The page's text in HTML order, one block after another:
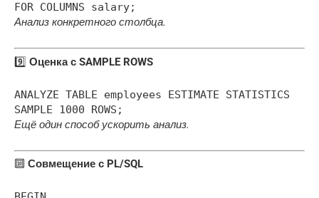
FOR COLUMNS salary;
Анализ конкретного столбца.
9️⃣ Оценка с SAMPLE ROWS
ANALYZE TABLE employees ESTIMATE STATISTICS
SAMPLE 1000 ROWS ;
Ещё один способ ускорить анализ.
🔟 Совмещение с PL/SQL